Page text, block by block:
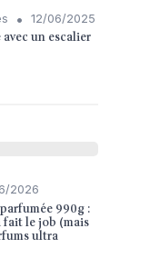
• 12/06/2025
un escalier
2026
990g :
fait le job (mais
ultra